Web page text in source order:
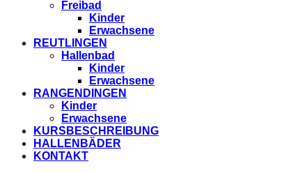
Freibad
Kinder
Erwachsene
REUTLINGEN
Hallenbad
Kinder
Erwachsene
RANGENDINGEN
Kinder
Erwachsene
KURSBESCHREIBUNG
HALLENBÄDER
KONTAKT